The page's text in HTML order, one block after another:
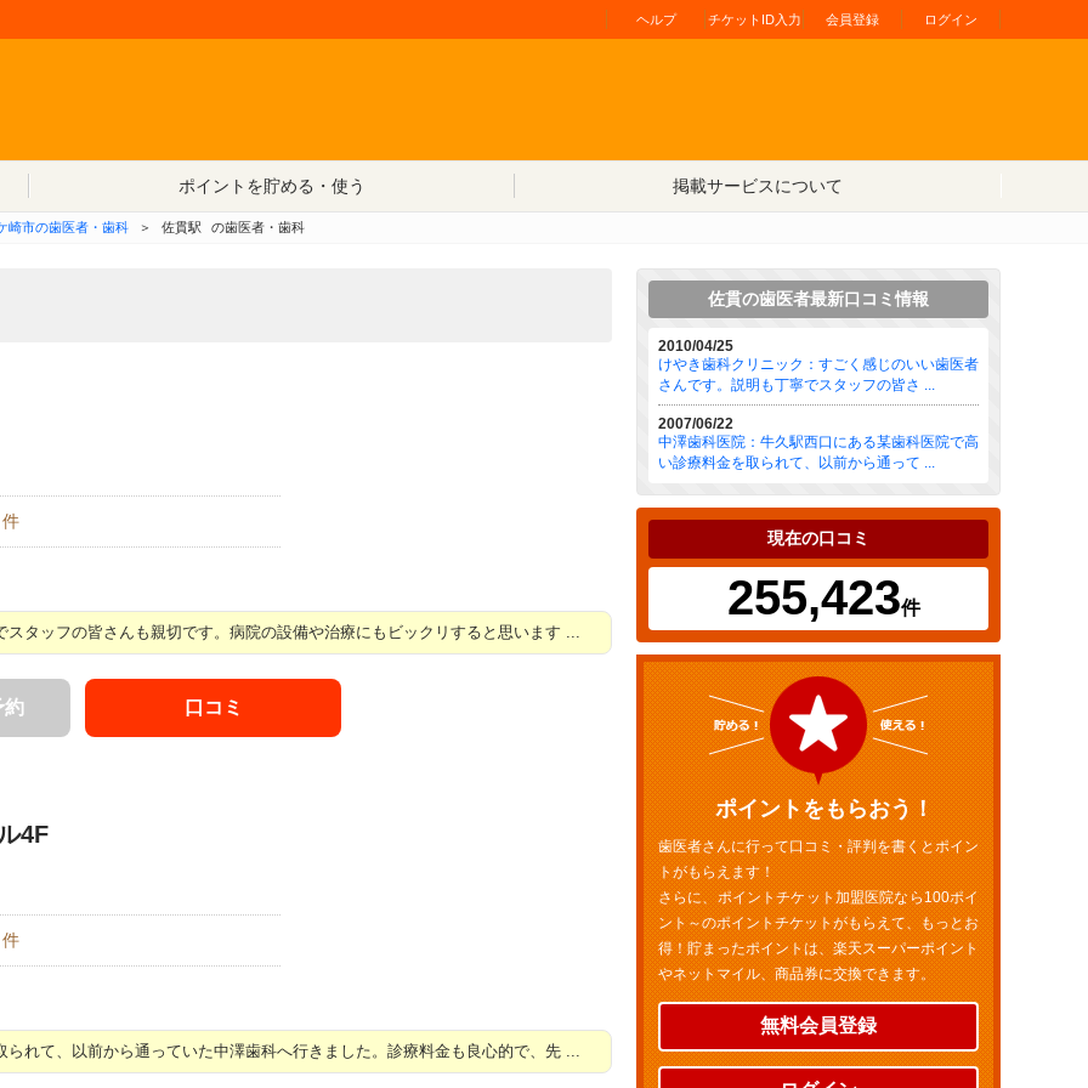
ヘルプ チケットID入力 会員登録 ログイン
ポイントを貯める・使う
掲載サービスについて
崎市の歯医者・歯科 ＞ 佐貫駅 の歯医者・歯科
件
タッフの皆さんも親切です。病院の設備や治療にもビックリすると思います ...
約 口コミ
4F
件
れて、以前から通っていた中澤歯科へ行きました。診療料金も良心的で、先 ...
佐貫の歯医者最新口コミ情報
2010/04/25
けやき歯科クリニック：すごく感じのいい歯医者
さんです。説明も丁寧でスタッフの皆さ ...
2007/06/22
中澤歯科医院：牛久駅西口にある某歯科医院で高
い診療料金を取られて、以前から通って ...
現在の口コミ
255,423件
ポイントをもらおう！
歯医者さんに行って口コミ・評判を書くとポイン
トがもらえます！
さらに、ポイントチケット加盟医院なら100ポイ
ント～のポイントチケットがもらえて、もっとお
得！貯まったポイントは、楽天スーパーポイント
やネットマイル、商品券に交換できます。
無料会員登録